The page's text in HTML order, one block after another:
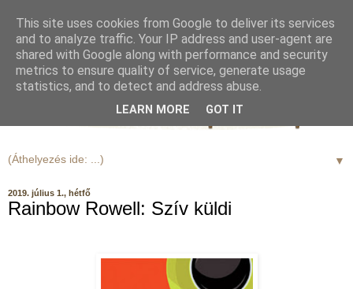
▼
2019. július 1., hétfő
Rainbow Rowell: Szív küldi
This site uses cookies from Google to deliver its services
and to analyze traffic. Your IP address and user-agent are
shared with Google along with performance and security
metrics to ensure quality of service, generate usage
statistics, and to detect and address abuse.
LEARN MORE GOT IT